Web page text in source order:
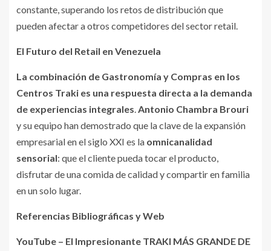
constante, superando los retos de distribución que
pueden afectar a otros competidores del sector retail.
El Futuro del Retail en Venezuela
La combinación de Gastronomía y Compras en los
Centros Traki es una respuesta directa a la demanda
de experiencias integrales.Antonio Chambra Brouri
y su equipo han demostrado que la clave de la expansión
empresarial en el siglo XXI es la omnicanalidad
sensorial: que el cliente pueda tocar el producto,
disfrutar de una comida de calidad y compartir en familia
en un solo lugar.
Referencias Bibliográficas y Web
YouTube – El Impresionante TRAKI MÁS GRANDE DE